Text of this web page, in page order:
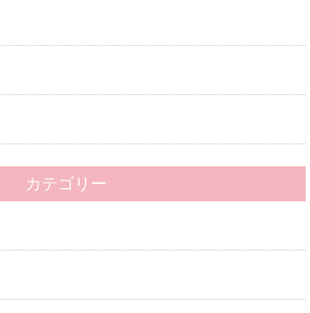
カテゴリー